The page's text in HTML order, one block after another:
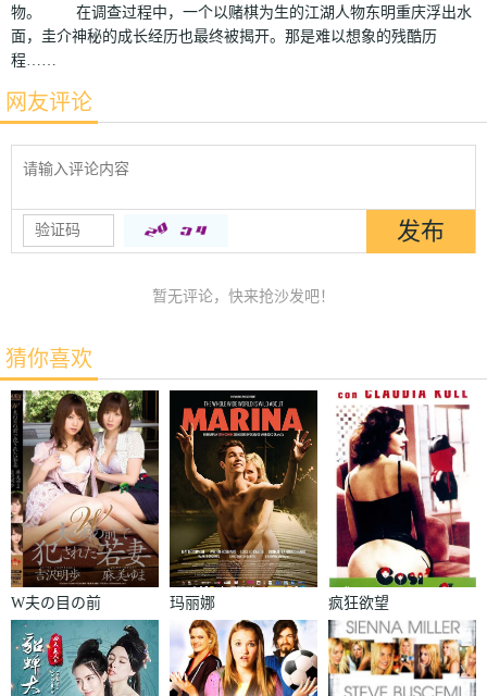
物。 在调查过程中，一个以赌棋为生的江湖人物东明重庆浮出水
面，圭介神秘的成长经历也最终被揭开。那是难以想象的残酷历
程……
网友评论
暂无评论，快来抢沙发吧！
猜你喜欢
W夫の目の前
で犯された若
妻
玛丽娜 疯狂欲望